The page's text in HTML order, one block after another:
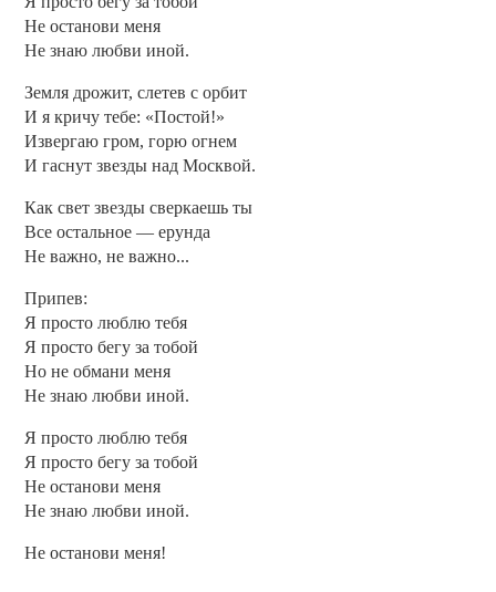
Не останови меня
Не знаю любви иной.
Земля дрожит, слетев с орбит
И я кричу тебе: «Постой!»
Извергаю гром, горю огнем
И гаснут звезды над Москвой.
Как свет звезды сверкаешь ты
Все остальное — ерунда
Не важно, не важно...
Припев:
Я просто люблю тебя
Я просто бегу за тобой
Но не обмани меня
Не знаю любви иной.
Я просто люблю тебя
Я просто бегу за тобой
Не останови меня
Не знаю любви иной.
Не останови меня!